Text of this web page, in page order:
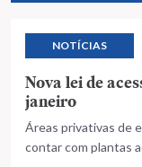
NOTÍCIAS
Nova lei de
janeiro
Áreas privativas de
contar com plantas